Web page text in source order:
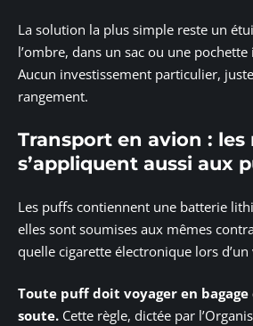
La solution la plus simple reste un
l’ombre, dans un sac ou une
Aucun investissement particulier,
rangement.
Transport en avion : les
s’appliquent aussi aux
Les puffs contiennent une batterie
elles sont soumises aux mêmes
quelle cigarette électronique lors d’un
Toute puff doit voyager en
soute. Cette règle, dictée par